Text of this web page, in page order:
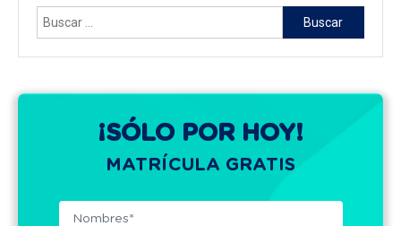
Buscar:
¡SÓLO POR HOY!
MATRÍCULA GRATIS